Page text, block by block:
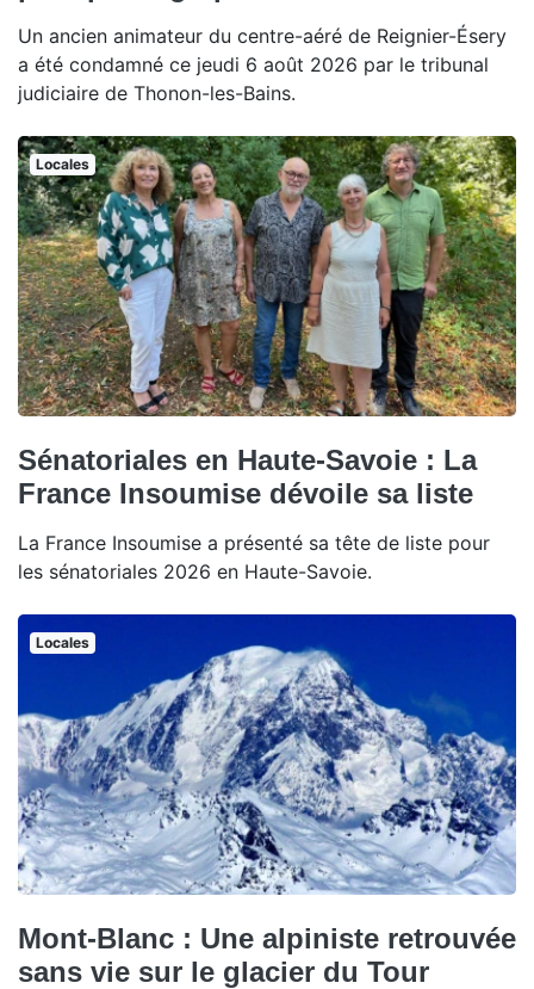
Un ancien animateur du centre-aéré de Reignier-Ésery
a été condamné ce jeudi 6 août 2026 par le tribunal
judiciaire de Thonon-les-Bains.
Locales
Sénatoriales en Haute-Savoie : La
France Insoumise dévoile sa liste
La France Insoumise a présenté sa tête de liste pour
les sénatoriales 2026 en Haute-Savoie.
Locales
Mont-Blanc : Une alpiniste retrouvée
sans vie sur le glacier du Tour